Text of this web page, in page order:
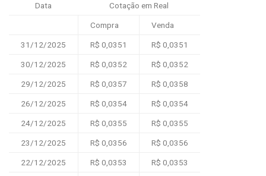
Data Cotação em Real
Compra Venda
31/12/2025 R$ 0,0351 R$ 0,0351
30/12/2025 R$ 0,0352 R$ 0,0352
29/12/2025 R$ 0,0357 R$ 0,0358
26/12/2025 R$ 0,0354 R$ 0,0354
24/12/2025 R$ 0,0355 R$ 0,0355
23/12/2025 R$ 0,0356 R$ 0,0356
22/12/2025 R$ 0,0353 R$ 0,0353